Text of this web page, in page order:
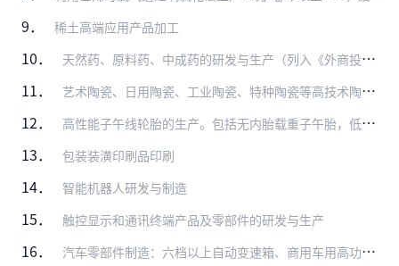
9． 稀土高端应用产品加工
10． 天然药、原料药、中成药的研发与生产（列入《外商投资产业指导目录》限制类、禁止类的除外），满足我国重大、多发性疾病防治需求的通用名药物首次开发和利用
11． 艺术陶瓷、日用陶瓷、工业陶瓷、特种陶瓷等高技术陶瓷的研发与生产
12． 高性能子午线轮胎的生产。包括无内胎载重子午胎，低断面和扁平化（低于55系列）、大轮辋高性能轿车子午胎（15吋以上），航空轮胎及农用子午胎的生产
13． 包装装潢印刷品印刷
14． 智能机器人研发与制造
15． 触控显示和通讯终端产品及零部件的研发与生产
16． 汽车零部件制造：六档以上自动变速箱、商用车用高功率密度驱动桥、随动前照灯系统、LED前照灯、轻量化材料应用（高强钢、铝镁合金、复合塑料、粉末冶金、高强度复合纤维…